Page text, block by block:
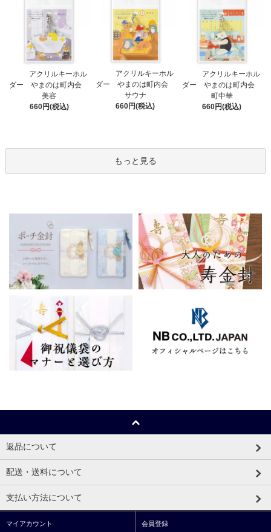
アクリルキーホル
ダー やまのは町内会
美容
660円(税込)
アクリルキーホル
ダー やまのは町内会
サウナ
660円(税込)
アクリルキーホル
ダー やまのは町内会
町中華
660円(税込)
もっと見る
返品について
配送・送料について
支払い方法について
マイアカウント 会員登録